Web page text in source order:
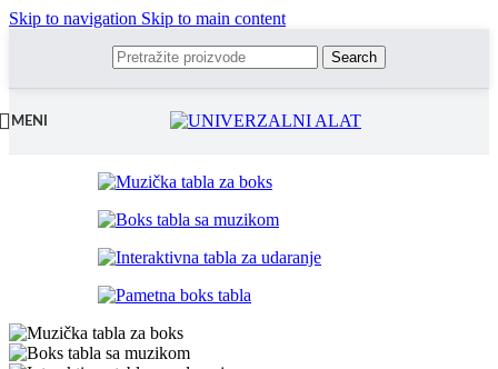
Skip to navigation Skip to main content
Search
MENI